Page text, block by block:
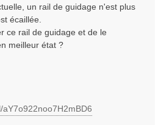
un rail de guidage n'est plus
écaillée.
ce rail de guidage et de le
meilleur état ?